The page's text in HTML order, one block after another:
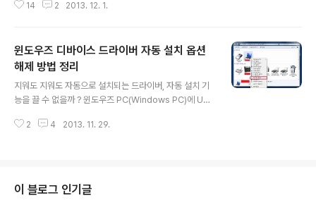
다고 한다. 분명 해당 PC에 문제가 있을텐데 원인을 찾기
어 있는 이상한 소프트웨어들을 지웠다고 한다. 제어판에
서 프로그램을 삭제 했기에 불완전한 삭제는 아니라고 한
다. 전화로는 상황 파악이 되지 않아 멀지 않은 곳에 사는
지인 집에 가서 직접 확인해 보았다. 인터넷 웹 브라우저 문
제인가 해서 Internet Explorer, FireFox, Google Ch
rome에서 접속해 보니 에러 메시지는 다르나 모두 인터넷
14 2 2013. 12. 1.
윈도우즈 디바이스 드라이버 자동 설치 옵션
해제 방법 정리
지워도 지워도 자동으로 설치되는 드라이버, 자동 설치 기
능을 끌 수 없을까 ? 윈도우즈 PC(Windows PC)에 USB
바꾸면 윈도우즈 운영체제가 자동적으로 적당한 드라이버
스를 일정 시점까지 이용하지 않을 경우가 이에 해당 된다.
따라서 윈도우즈 운영 체제의 디바이스 드라이버 자동 설
2 4 2013. 11. 29.
이 블로그 인기글